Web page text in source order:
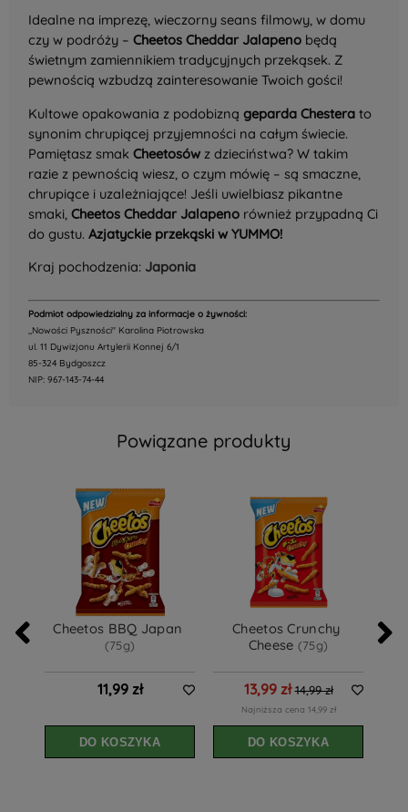
Idealne na imprezę, wieczorny seans filmowy, w domu
czy w podróży –Cheetos Cheddar Jalapeno będą
świetnym zamiennikiem tradycyjnych przekąsek. Z
pewnością wzbudzą zainteresowanie Twoich gości!
Kultowe opakowania z podobiznągeparda Chestera to
synonim chrupiącej przyjemności na całym świecie.
Pamiętasz smakCheetosów z dzieciństwa? W takim
razie z pewnością wiesz, o czym mówię – są smaczne,
chrupiące i uzależniające! Jeśli uwielbiasz pikantne
smaki,Cheetos Cheddar Jalapeno również przypadną Ci
do gustu.Azjatyckie przekąski w YUMMO!
Kraj pochodzenia: Japonia
Podmiot odpowiedzialny za informacje o żywności:
,,Nowości Pyszności" Karolina Piotrowska
ul. 11 Dywizjonu Artylerii Konnej 6/1
85-324 Bydgoszcz
NIP: 967-143-74-44
Powiązane produkty
Cheetos BBQ Japan
(75g)
11,99 zł
DO KOSZYKA
Cheetos Crunchy
Cheese (75g)
13,99 zł 14,99 zł
Najniższa cena 14,99 zł
DO KOSZYKA